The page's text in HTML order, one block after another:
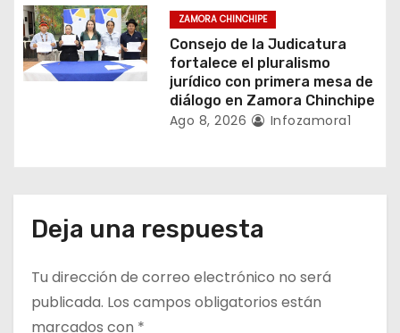
d
a
s
ZAMORA CHINCHIPE
Consejo de la Judicatura
fortalece el pluralismo
jurídico con primera mesa de
diálogo en Zamora Chinchipe
Ago 8, 2026 Infozamora1
Deja una respuesta
Tu dirección de correo electrónico no será
publicada. Los campos obligatorios están
marcados con *